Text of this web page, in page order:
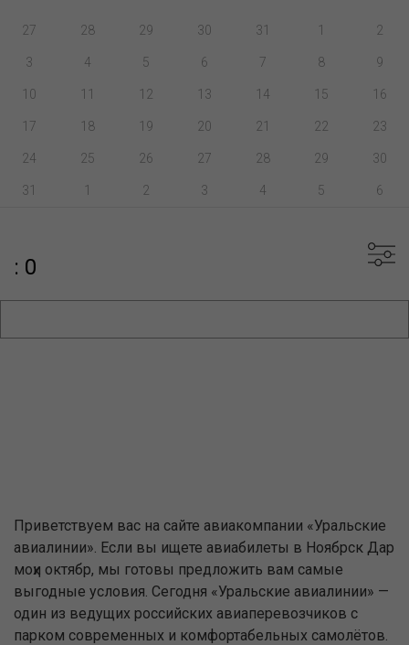
27 28 29 30 31 1 2
3 4 5 6 7 8 9
10 11 12 13 14 15 16
17 18 19 20 21 22 23
24 25 26 27 28 29 30
31 1 2 3 4 5 6
: 0
Приветствуем вас на сайте авиакомпании «Уральские
авиалинии». Если вы ищете авиабилеты в Ноябрск Дар
моҳи октябр, мы готовы предложить вам самые
выгодные условия. Сегодня «Уральские авиалинии» —
один из ведущих российских авиаперевозчиков с
парком современных и комфортабельных самолётов.